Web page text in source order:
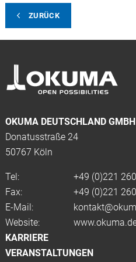
ZURÜCK
OKUMA DEUTSCHLAND GMBH
Donatusstraße 24
50767 Köln
Tel: +49 (0)221
Fax:
+49 (0)221
E-Mail:
Website:
KARRIERE
VERANSTALTUNGEN